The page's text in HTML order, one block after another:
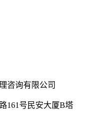
咨询有限公司
161 号民安大厦B塔